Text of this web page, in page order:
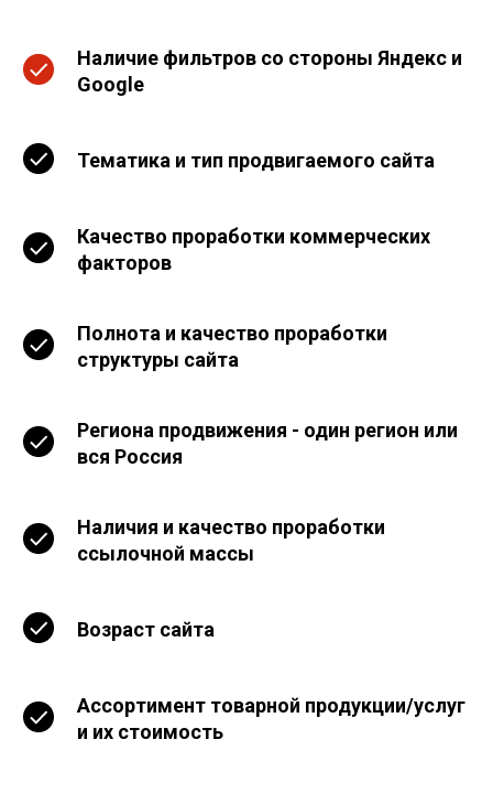
Наличие фильтров со стороны Яндекс и
Google
Тематика и тип продвигаемого сайта
Качество проработки коммерческих
факторов
Полнота и качество проработки
структуры сайта
Региона продвижения - один регион или
вся Россия
Наличия и качество проработки
ссылочной массы
Возраст сайта
Ассортимент товарной продукции/услуг
и их стоимость